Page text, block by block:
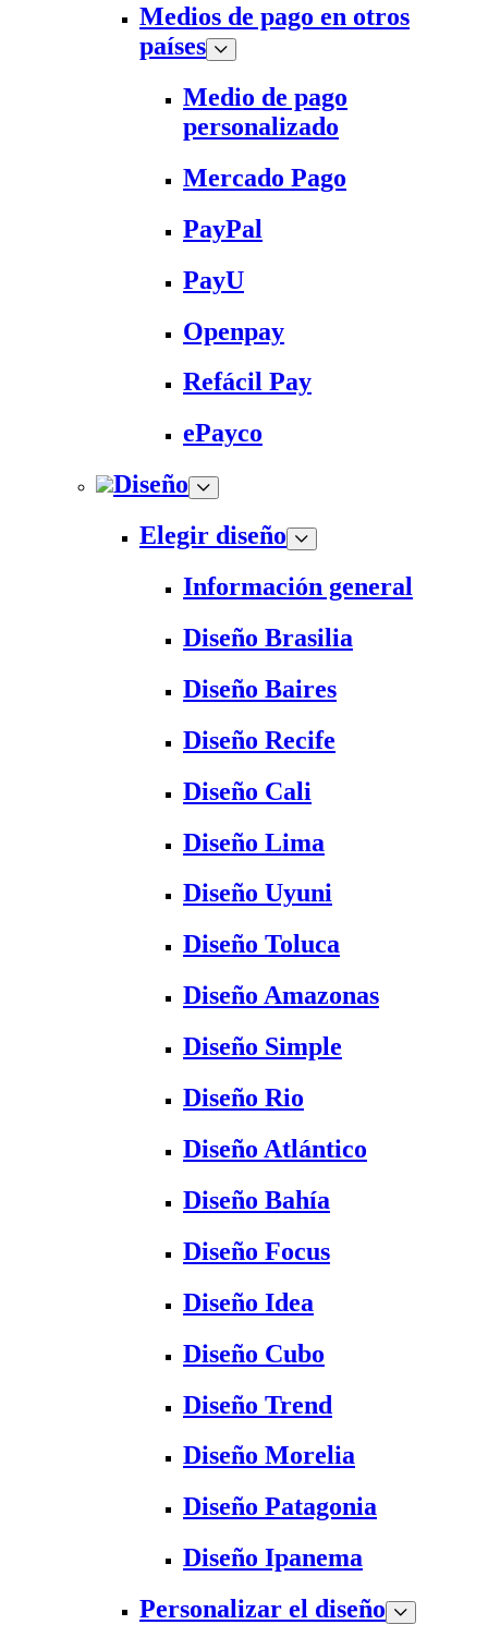
Medios de pago en otros
países
Medio de pago
personalizado
Mercado Pago
PayPal
PayU
Openpay
Refácil Pay
ePayco
Diseño
Elegir diseño
Información general
Diseño Brasilia
Diseño Baires
Diseño Recife
Diseño Cali
Diseño Lima
Diseño Uyuni
Diseño Toluca
Diseño Amazonas
Diseño Simple
Diseño Rio
Diseño Atlántico
Diseño Bahía
Diseño Focus
Diseño Idea
Diseño Cubo
Diseño Trend
Diseño Morelia
Diseño Patagonia
Diseño Ipanema
Personalizar el diseño